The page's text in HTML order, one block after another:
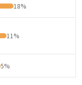
18%
11%
5%